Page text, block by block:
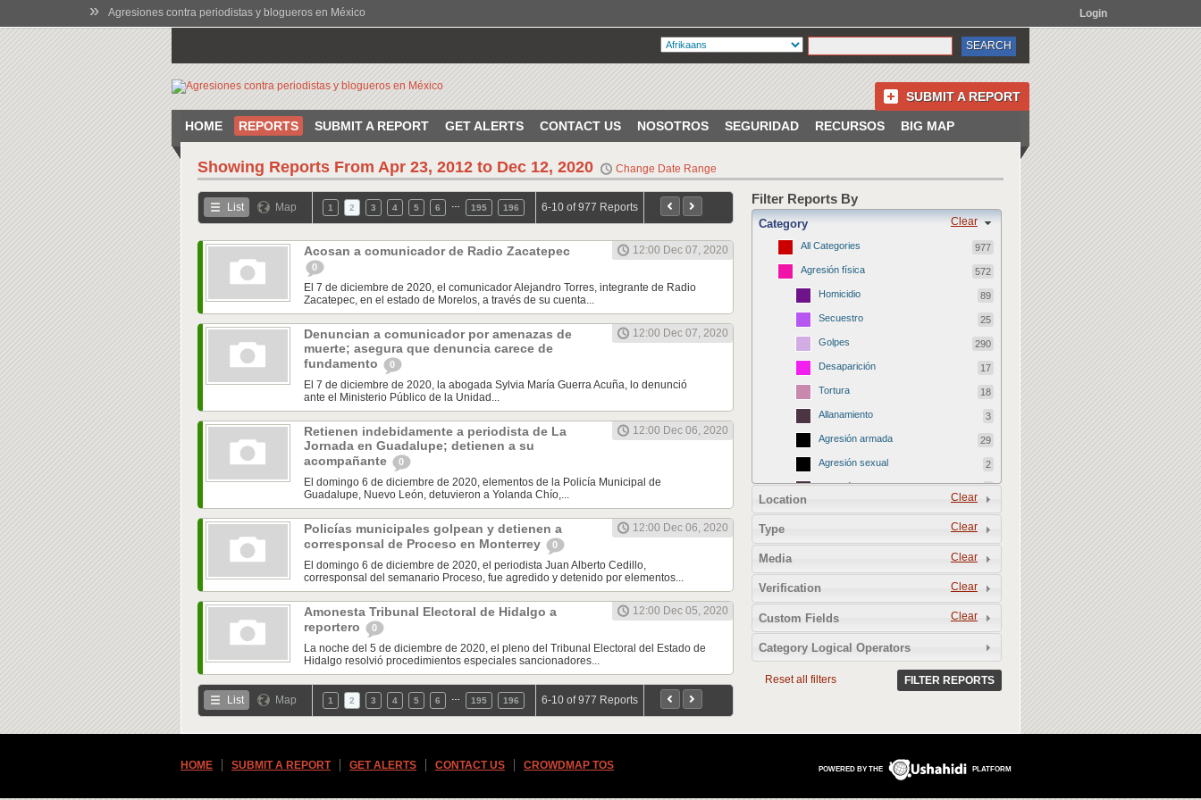
» Agresiones contra periodistas y blogueros en México Login
SUBMIT A REPORT
HOME REPORTS SUBMIT A REPORT GET ALERTS CONTACT US NOSOTROS SEGURIDAD RECURSOS BIG MAP
Showing Reports From Apr 23, 2012 to Dec 12, 2020 Change Date Range
List Map 1 2 3 4 5 6 195 196 6-10 of 977 Reports
Acosan a comunicador de Radio Zacatepec
0
12:00 Dec 07, 2020
El 7 de diciembre de 2020, el comunicador Alejandro Torres, integrante de Radio
Zacatepec, en el estado de Morelos, a través de su cuenta...
Denuncian a comunicador por amenazas de
muerte; asegura que denuncia carece de
fundamento
0
12:00 Dec 07, 2020
El 7 de diciembre de 2020, la abogada Sylvia María Guerra Acuña, lo denunció
ante el Ministerio Público de la Unidad...
Retienen indebidamente a periodista de La
Jornada en Guadalupe; detienen a su
acompañante
0
12:00 Dec 06, 2020
El domingo 6 de diciembre de 2020, elementos de la Policía Municipal de
Guadalupe, Nuevo León, detuvieron a Yolanda Chío,...
Policías municipales golpean y detienen a
corresponsal de Proceso en Monterrey
0
12:00 Dec 06, 2020
El domingo 6 de diciembre de 2020, el periodista Juan Alberto Cedillo,
corresponsal del semanario Proceso, fue agredido y detenido por elementos...
Amonesta Tribunal Electoral de Hidalgo a
reportero
0
12:00 Dec 05, 2020
La noche del 5 de diciembre de 2020, el pleno del Tribunal Electoral del Estado de
Hidalgo resolvió procedimientos especiales sancionadores...
List Map 1 2 3 4 5 6 195 196 6-10 of 977 Reports
Filter Reports By
Clear
Category
All Categories 977
Agresión física 572
Homicidio 89
Secuestro 25
Golpes 290
Desaparición 17
Tortura 18
Allanamiento 3
Agresión armada 29
Agresión sexual 2
Agresión a familiares 9
Bloqueo de cobertura 68
21
Agresión jurídica 137
Detención arbitraria
Acoso legal 28
Citación para declarar
Requerimiento administrativo 2
Denuncia (penal)
Clear
Location
Clear
Type
Clear
Media
Clear
Verification
Clear
Custom Fields
Category Logical Operators
Reset all filters FILTER REPORTS
POWERED BY THE PLATFORM
HOME SUBMIT A REPORT GET ALERTS CONTACT US CROWDMAP TOS